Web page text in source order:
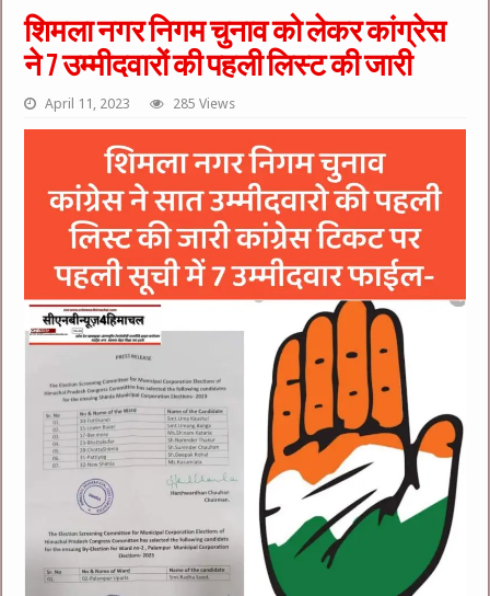
शिमला नगर निगम चुनाव को लेकर कांग्रेस
ने 7 उम्मीदवारों की पहली लिस्ट की जारी
April 11, 2023 285 Views